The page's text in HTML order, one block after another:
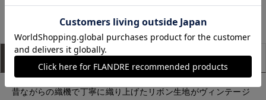
アイテム説明 サイズ詳細 購入レビュー
昔ながらの織機で丁寧に織り上げたリボン生地がヴィンテージ